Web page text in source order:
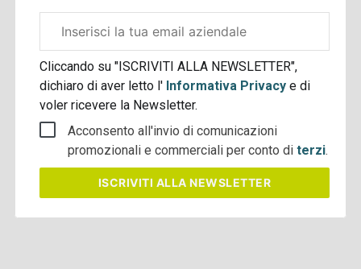
aziendale
Cliccando su "ISCRIVITI ALLA NEWSLETTER",
dichiaro di aver letto l' Informativa Privacye di
voler ricevere la Newsletter.
Acconsento all'invio di comunicazioni
promozionali e commerciali per conto diterzi.
ISCRIVITI ALLA NEWSLETTER